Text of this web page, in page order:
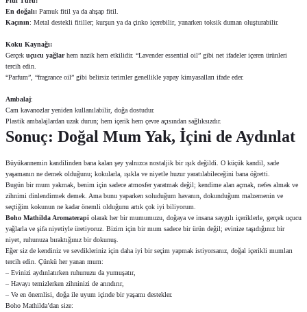
En doğalı: Pamuk fitil ya da ahşap fitil.
Kaçının: Metal destekli fitiller; kurşun ya da çinko içerebilir, yanarken toksik duman oluşturabilir.
Koku Kaynağı:
Gerçek uçucu yağlarhem nazik hem etkilidir. “Lavender essential oil” gibi net ifadeler içeren ürünleri
tercih edin.
“Parfum”, “fragrance oil” gibi belirsiz terimler genellikle yapay kimyasalları ifade eder.
Ambalaj:
Cam kavanozlar yeniden kullanılabilir, doğa dostudur.
Plastik ambalajlardan uzak durun; hem içerik hem çevre açısından sağlıksızdır.
Sonuç: Doğal Mum Yak, İçini de Aydınlat
Büyükannemin kandilinden bana kalan şey yalnızca nostaljik bir ışık değildi. O küçük kandil, sade
yaşamanın ne demek olduğunu; kokularla, ışıkla ve niyetle huzur yaratılabileceğini bana öğretti.
Bugün bir mum yakmak, benim için sadece atmosfer yaratmak değil; kendime alan açmak, nefes almak ve
zihnimi dinlendirmek demek. Ama bunu yaparken soluduğum havanın, dokunduğum malzemenin ve
seçtiğim kokunun ne kadar önemli olduğunu artık çok iyi biliyorum.
Boho Mathilda Aromaterapi olarak her bir mumumuzu, doğaya ve insana saygılı içeriklerle, gerçek uçucu
yağlarla ve şifa niyetiyle üretiyoruz. Bizim için bir mum sadece bir ürün değil; evinize taşıdığınız bir
niyet, ruhunuza bıraktığınız bir dokunuş.
Eğer siz de kendiniz ve sevdikleriniz için daha iyi bir seçim yapmak istiyorsanız, doğal içerikli mumları
tercih edin. Çünkü her yanan mum:
– Evinizi aydınlatırken ruhunuzu da yumuşatır,
– Havayı temizlerken zihninizi de arındırır,
– Ve en önemlisi, doğa ile uyum içinde bir yaşamı destekler.
Boho Mathilda’dan size: